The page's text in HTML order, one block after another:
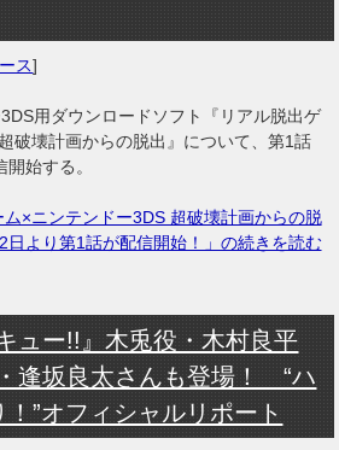
ス]
用ダウンロードソフト『リアル脱出ゲ
破壊計画からの脱出』について、第1話
始する。
ム×ニンテンドー3DS 超破壊計画からの脱
日より第1話が配信開始！」の続きを読む
ュー!!』木兎役・木村良平
逢坂良太さんも登場！ “ハ
”オフィシャルリポート